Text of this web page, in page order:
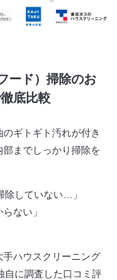
ード）掃除のお
底比較
ギトギト汚れが付き
までしっかり掃除を
除していない…」
ない」
ハウスクリーニング
自に調査した口コミ評